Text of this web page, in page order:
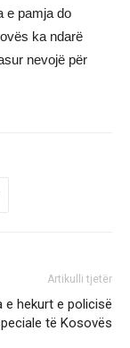
e pamja do
ka ndarë
nevojë për
Artikulli tjetër
e hekurt e policisë
të Kosovës